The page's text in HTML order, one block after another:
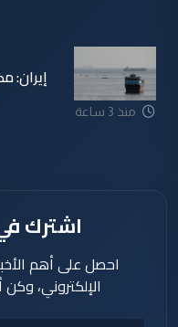
منذ 3 ساعة
إيران:
اشترك
احصل على أهم
الإلكتروني،